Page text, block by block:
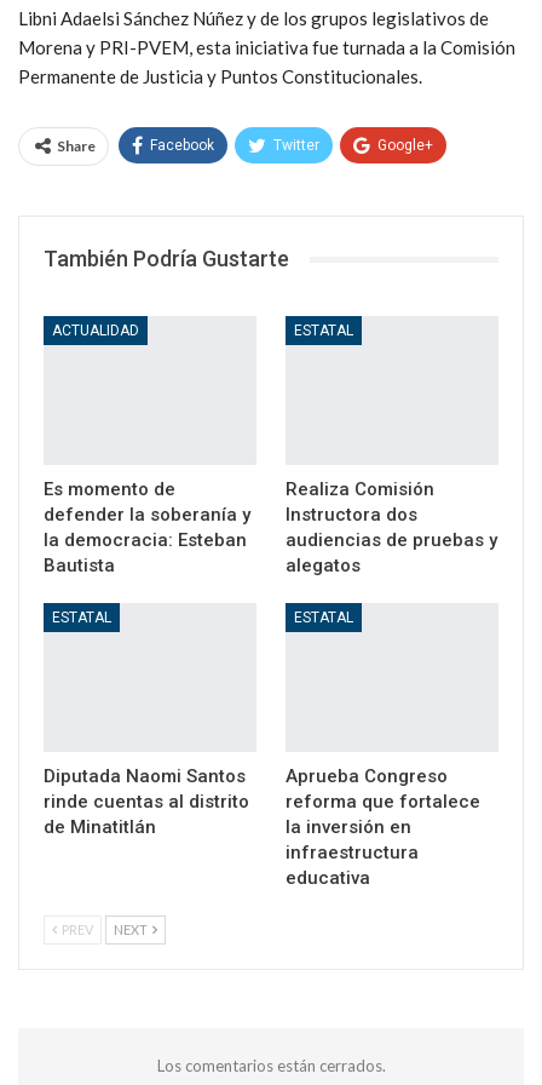
Libni Adaelsi Sánchez Núñez y de los grupos legislativos de
Morena y PRI-PVEM, esta iniciativa fue turnada a la Comisión
Permanente de Justicia y Puntos Constitucionales.
Share Facebook Twitter Google+
También Podría Gustarte
ACTUALIDAD
Es momento de
defender la soberanía y
la democracia: Esteban
Bautista
ESTATAL
Realiza Comisión
Instructora dos
audiencias de pruebas y
alegatos
ESTATAL
Diputada Naomi Santos
rinde cuentas al distrito
de Minatitlán
ESTATAL
Aprueba Congreso
reforma que fortalece
la inversión en
infraestructura
educativa
PREV NEXT
Los comentarios están cerrados.